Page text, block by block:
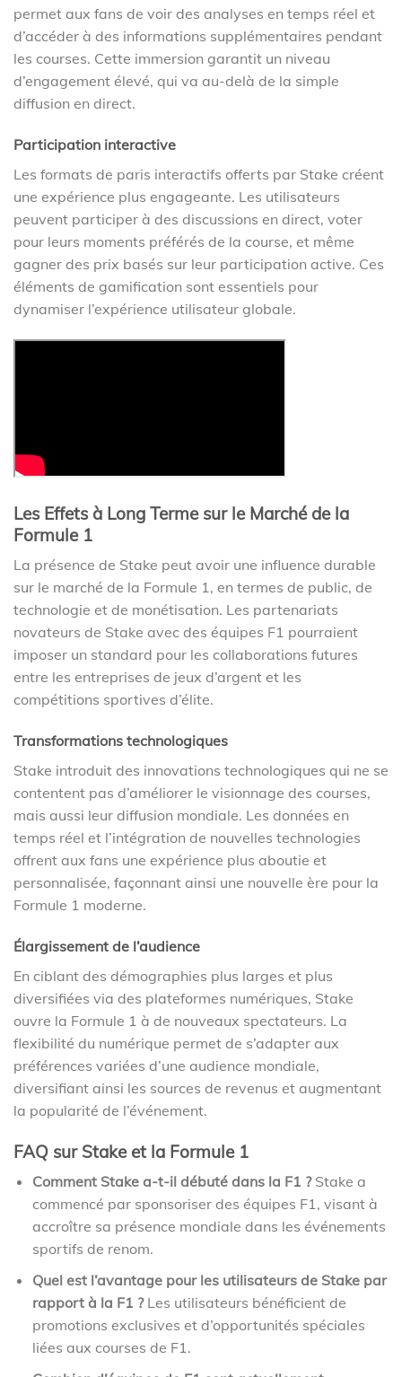
permet aux fans de voir des analyses en temps réel et
d’accéder à des informations supplémentaires pendant
les courses. Cette immersion garantit un niveau
d’engagement élevé, qui va au-delà de la simple
diffusion en direct.
Participation interactive
Les formats de paris interactifs offerts par Stake créent
une expérience plus engageante. Les utilisateurs
peuvent participer à des discussions en direct, voter
pour leurs moments préférés de la course, et même
gagner des prix basés sur leur participation active. Ces
éléments de gamification sont essentiels pour
dynamiser l’expérience utilisateur globale.
Les Effets à Long Terme sur le Marché de la
Formule 1
La présence de Stake peut avoir une influence durable
sur le marché de la Formule 1, en termes de public, de
technologie et de monétisation. Les partenariats
novateurs de Stake avec des équipes F1 pourraient
imposer un standard pour les collaborations futures
entre les entreprises de jeux d’argent et les
compétitions sportives d’élite.
Transformations technologiques
Stake introduit des innovations technologiques qui ne se
contentent pas d’améliorer le visionnage des courses,
mais aussi leur diffusion mondiale. Les données en
temps réel et l’intégration de nouvelles technologies
offrent aux fans une expérience plus aboutie et
personnalisée, façonnant ainsi une nouvelle ère pour la
Formule 1 moderne.
Élargissement de l’audience
En ciblant des démographies plus larges et plus
diversifiées via des plateformes numériques, Stake
ouvre la Formule 1 à de nouveaux spectateurs. La
flexibilité du numérique permet de s’adapter aux
préférences variées d’une audience mondiale,
diversifiant ainsi les sources de revenus et augmentant
la popularité de l’événement.
FAQ sur Stake et la Formule 1
Comment Stake a-t-il débuté dans la F1 ?Stake a
commencé par sponsoriser des équipes F1, visant à
accroître sa présence mondiale dans les événements
sportifs de renom.
Quel est l’avantage pour les utilisateurs de Stake par
rapport à la F1 ?Les utilisateurs bénéficient de
promotions exclusives et d’opportunités spéciales
liées aux courses de F1.